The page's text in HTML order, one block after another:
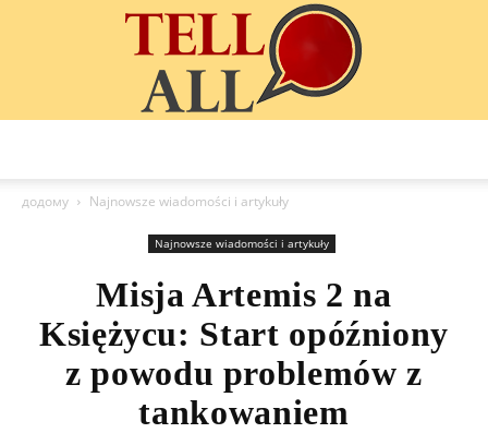
додому
Najnowsze wiadomości i artykuły
Najnowsze wiadomości i artykuły
Misja Artemis 2 na
Księżycu: Start opóźniony
z powodu problemów z
tankowaniem